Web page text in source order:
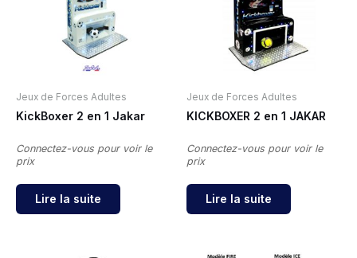
Jeux de Forces Adultes
KickBoxer 2 en 1 Jakar
Connectez-vous pour voir le
prix
Lire la suite
Jeux de Forces Adultes
KICKBOXER 2 en 1 JAKAR
Connectez-vous pour voir le
prix
Lire la suite